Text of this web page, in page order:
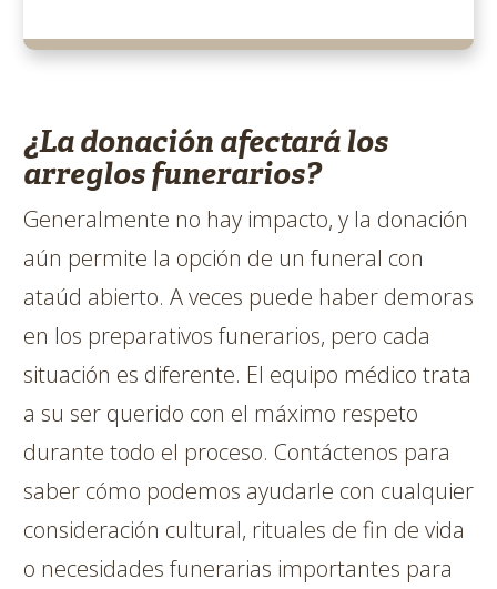
¿La donación afectará los
arreglos funerarios?
Generalmente no hay impacto, y la donación
aún permite la opción de un funeral con
ataúd abierto. A veces puede haber demoras
en los preparativos funerarios, pero cada
situación es diferente. El equipo médico trata
a su ser querido con el máximo respeto
durante todo el proceso. Contáctenos para
saber cómo podemos ayudarle con cualquier
consideración cultural, rituales de fin de vida
o necesidades funerarias importantes para